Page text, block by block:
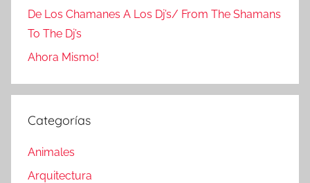
De Los Chamanes A Los Dj’s/ From The Shamans
To The Dj’s
Ahora Mismo!
Categorías
Animales
Arquitectura